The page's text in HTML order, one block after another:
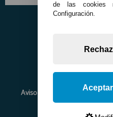
Aviso Legal Política de
Envíos y
de las cookies
Configuración.